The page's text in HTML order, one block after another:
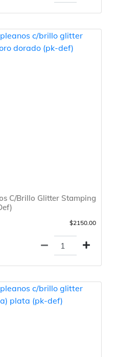
C/Brillo Glitter Stamping
$2150.00